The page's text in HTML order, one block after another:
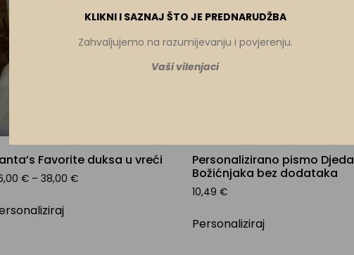
Favorite duksa u vreći
€ – 38,00 €
Personalizirano pismo Djeda
Božićnjaka bez dodataka
10,49 €
Personaliziraj
KLIKNI I SAZNAJ ŠTO JE PREDNARUDŽBA
Zahvaljujemo na razumijevanju i povjerenju.
Vaši vilenjaci